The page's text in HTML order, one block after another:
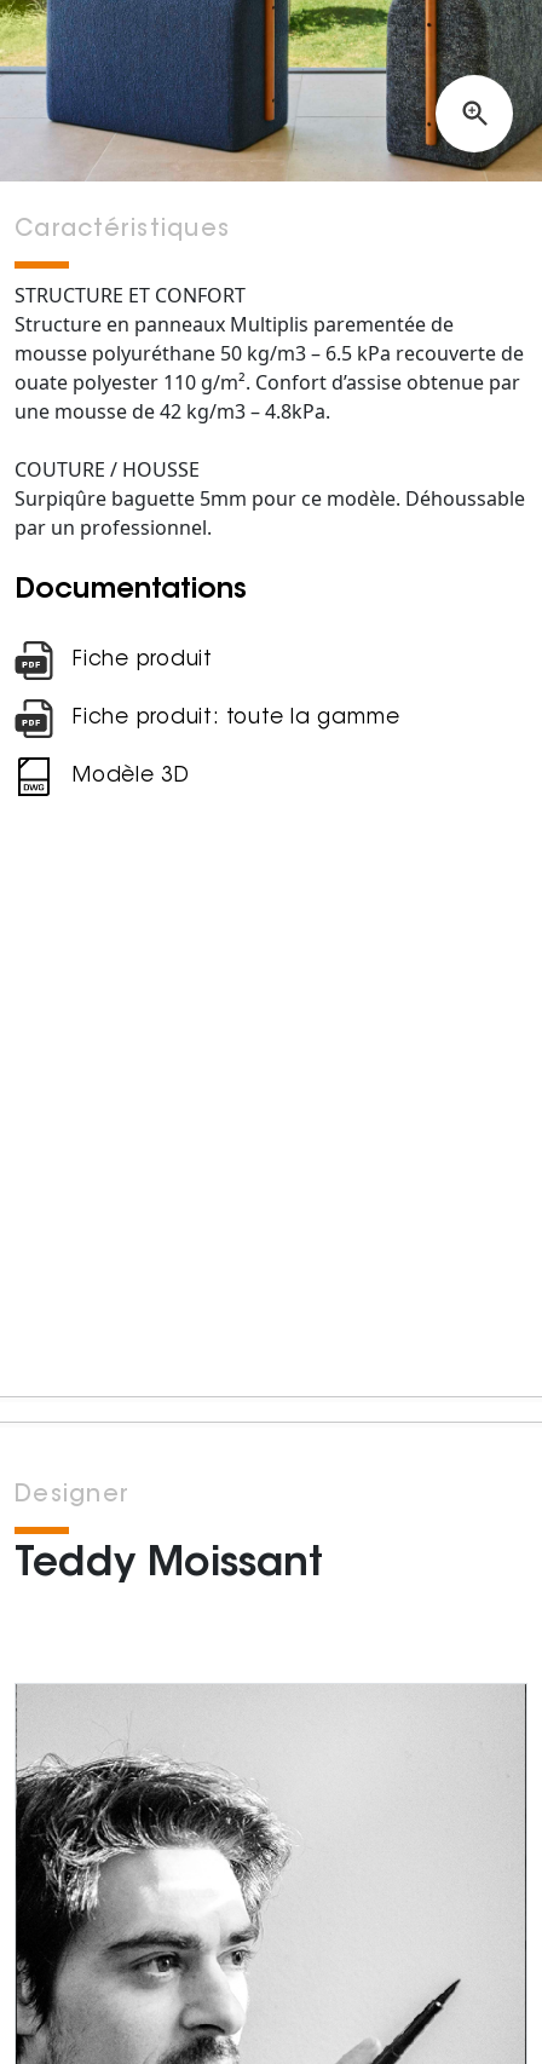
Caractéristiques
STRUCTURE ET CONFORT
Structure en panneaux Multiplis parementée de
mousse polyuréthane 50 kg/m3 – 6.5 kPa recouverte de
ouate polyester 110 g/m². Confort d’assise obtenue par
une mousse de 42 kg/m3 – 4.8kPa.
COUTURE / HOUSSE
Surpiqûre baguette 5mm pour ce modèle. Déhoussable
par un professionnel.
Documentations
Fiche produit
Fiche produit: toute la gamme
Modèle 3D
Designer
Teddy Moissant